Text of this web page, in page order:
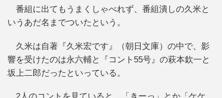
番組に出てもうまくしゃべれず、番組潰しの久米と
いうあだ名までついたという。
久米は自著『久米宏です』（朝日文庫）の中で、影
響を受けたのは永六輔と『コント55号』の萩本欽一と
坂上二郎だったといっている。